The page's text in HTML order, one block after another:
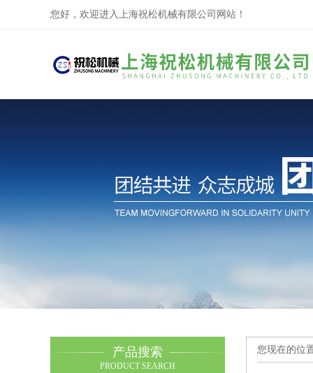
您好，欢迎进入上海祝松机械有限公司网站！
产品搜索
PRODUCT SEARCH
您现在的位